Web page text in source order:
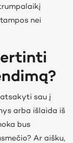
nei
sau į
arba išlaida iš
bus
Ar aišku,